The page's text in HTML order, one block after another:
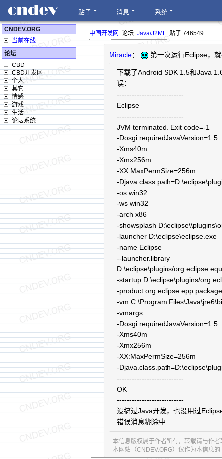
贴子 消息 系统
CNDEV.ORG
当前在线
论坛
CBD
CBD开发区
个人
其它
情感
游戏
生活
论坛系统
中国开发网: 论坛:Java/J2ME: 贴子 746549
Miracle： 第一次运行Eclipse，
下载了Android SDK 1.5和Java
误：
---------------------------
Eclipse
---------------------------
JVM terminated. Exit code=-1
-Dosgi.requiredJavaVersion=1.5
-Xms40m
-Xmx256m
-XX:MaxPermSize=256m
-
-os win32
-ws win32
-arch x86
-showsplash
-launcher D:\eclipse\eclipse.exe
-name Eclipse
--launcher.library
D:\eclipse\plugins/
-startup D:\eclipse\plugins/
-product
-vm C:\Program
-vmargs
-Dosgi.requiredJavaVersion=1.5
-Xms40m
-Xmx256m
-XX:MaxPermSize=256m
-
---------------------------
OK
---------------------------
没搞过Java开发，也没用过
错误消息糊涂中……
本信息版权属于作者所有，转载请与作
本网站（CNDEV.ORG）仅作为本信息